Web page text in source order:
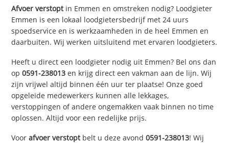
Afvoer verstoptin Emmen en omstreken nodig? Loodgieter
Emmen is een lokaal loodgietersbedrijf met 24 uurs
spoedservice en is werkzaamheden in de heel Emmen en
daarbuiten. Wij werken uitsluitend met ervaren loodgieters.
Heeft u direct een loodgieter nodig uit Emmen? Bel ons dan
op0591-238013 en krijg direct een vakman aan de lijn. Wij
zijn vrijwel altijd binnen één uur ter plaatse! Onze goed
opgeleide medewerkers kunnen alle lekkages,
verstoppingen of andere ongemakken vaak binnen no time
oplossen. Altijd voor een redelijke prijs.
Voorafvoer verstoptbelt u deze avond0591-238013! Wij